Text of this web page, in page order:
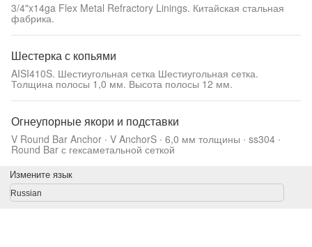
3/4"x14ga Flex Metal Refractory Linings. Китайская стальная
фабрика.
Шестерка с копьями
AISI410S. Шестиугольная сетка Шестиугольная сетка.
Толщина полосы 1,0 мм. Высота полосы 12 мм.
Огнеупорные якори и подставки
V Round Bar Anchor ∙ V AnchorS ∙ 6,0 мм толщины ∙ ss304 ∙
Round Bar с гексаметальной сеткой
Измените язык
Russian